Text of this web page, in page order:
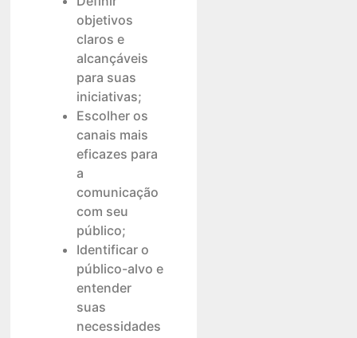
objetivos
claros e
alcançáveis
para suas
iniciativas;
Escolher os
canais mais
eficazes para
a
comunicação
com seu
público;
Identificar o
público-alvo e
entender
suas
necessidades